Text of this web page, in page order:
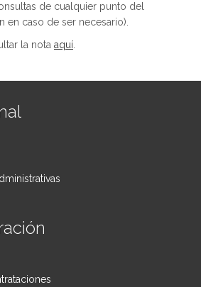
de cualquier punto del
en caso de ser necesario).
la nota aquí